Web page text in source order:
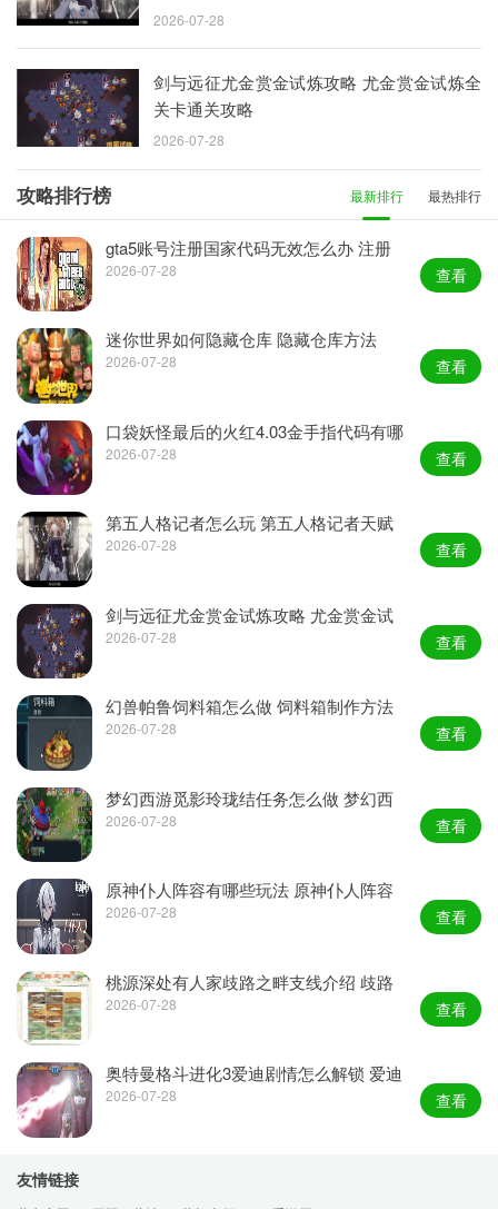
2026-07-28
剑与远征尤金赏金试炼攻略 尤金赏金试炼全
关卡通关攻略
2026-07-28
攻略排行榜 最新排行 最热排行
gta5账号注册国家代码无效怎么办 注册
国家代码无效最新解决方法介绍
2026-07-28 查看
迷你世界如何隐藏仓库 隐藏仓库方法
2026-07-28 查看
口袋妖怪最后的火红4.03金手指代码有哪
些？最后的火红金手指大全
2026-07-28 查看
第五人格记者怎么玩 第五人格记者天赋
加点推荐
2026-07-28 查看
剑与远征尤金赏金试炼攻略 尤金赏金试
炼全关卡通关攻略
2026-07-28 查看
幻兽帕鲁饲料箱怎么做 饲料箱制作方法
分享
2026-07-28 查看
梦幻西游觅影玲珑结任务怎么做 梦幻西
游觅影玲珑结详细攻略
2026-07-28 查看
原神仆人阵容有哪些玩法 原神仆人阵容
纯火体系攻略
2026-07-28 查看
桃源深处有人家歧路之畔支线介绍 歧路
之畔支线任务一览
2026-07-28 查看
奥特曼格斗进化3爱迪剧情怎么解锁 爱迪
剧情解锁方法
2026-07-28 查看
友情链接